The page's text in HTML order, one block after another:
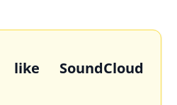
like SoundCloud